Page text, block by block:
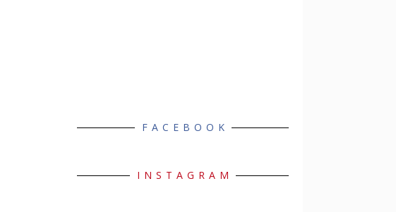
FACEBOOK
INSTAGRAM